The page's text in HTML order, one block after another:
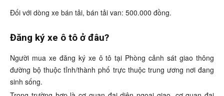
Đối với dòng xe bán tải, bán tải van: 500.000 đồng.
Đăng ký xe ô tô ở đâu?
Người mua xe đăng ký xe ô tô tại Phòng cảnh sát giao thông
đường bộ thuộc tỉnh/thành phố trực thuộc trung ương nơi đang
sinh sống.